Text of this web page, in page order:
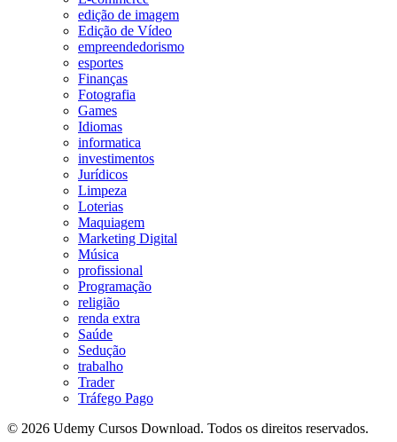
edição de imagem
Edição de Vídeo
empreendedorismo
esportes
Finanças
Fotografia
Games
Idiomas
informatica
investimentos
Jurídicos
Limpeza
Loterias
Maquiagem
Marketing Digital
Música
profissional
Programação
religião
renda extra
Saúde
Sedução
trabalho
Trader
Tráfego Pago
© 2026 Udemy Cursos Download. Todos os direitos reservados.